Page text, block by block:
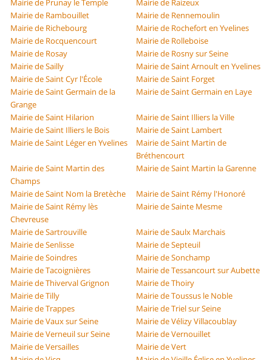
Mairie de Prunay le Temple
Mairie de Raizeux
Mairie de Rambouillet
Mairie de Rennemoulin
Mairie de Richebourg
Mairie de Rochefort en Yvelines
Mairie de Rocquencourt
Mairie de Rolleboise
Mairie de Rosay
Mairie de Rosny sur Seine
Mairie de Sailly
Mairie de Saint Arnoult en Yvelines
Mairie de Saint Cyr l'École
Mairie de Saint Forget
Mairie de Saint Germain de la
Grange
Mairie de Saint Germain en Laye
Mairie de Saint Hilarion
Mairie de Saint Illiers la Ville
Mairie de Saint Illiers le Bois
Mairie de Saint Lambert
Mairie de Saint Léger en Yvelines
Mairie de Saint Martin de
Bréthencourt
Mairie de Saint Martin des
Champs
Mairie de Saint Martin la Garenne
Mairie de Saint Nom la Bretèche
Mairie de Saint Rémy l'Honoré
Mairie de Saint Rémy lès
Chevreuse
Mairie de Sainte Mesme
Mairie de Sartrouville
Mairie de Saulx Marchais
Mairie de Senlisse
Mairie de Septeuil
Mairie de Soindres
Mairie de Sonchamp
Mairie de Tacoignières
Mairie de Tessancourt sur Aubette
Mairie de Thiverval Grignon
Mairie de Thoiry
Mairie de Tilly
Mairie de Toussus le Noble
Mairie de Trappes
Mairie de Triel sur Seine
Mairie de Vaux sur Seine
Mairie de Vélizy Villacoublay
Mairie de Verneuil sur Seine
Mairie de Vernouillet
Mairie de Versailles
Mairie de Vert